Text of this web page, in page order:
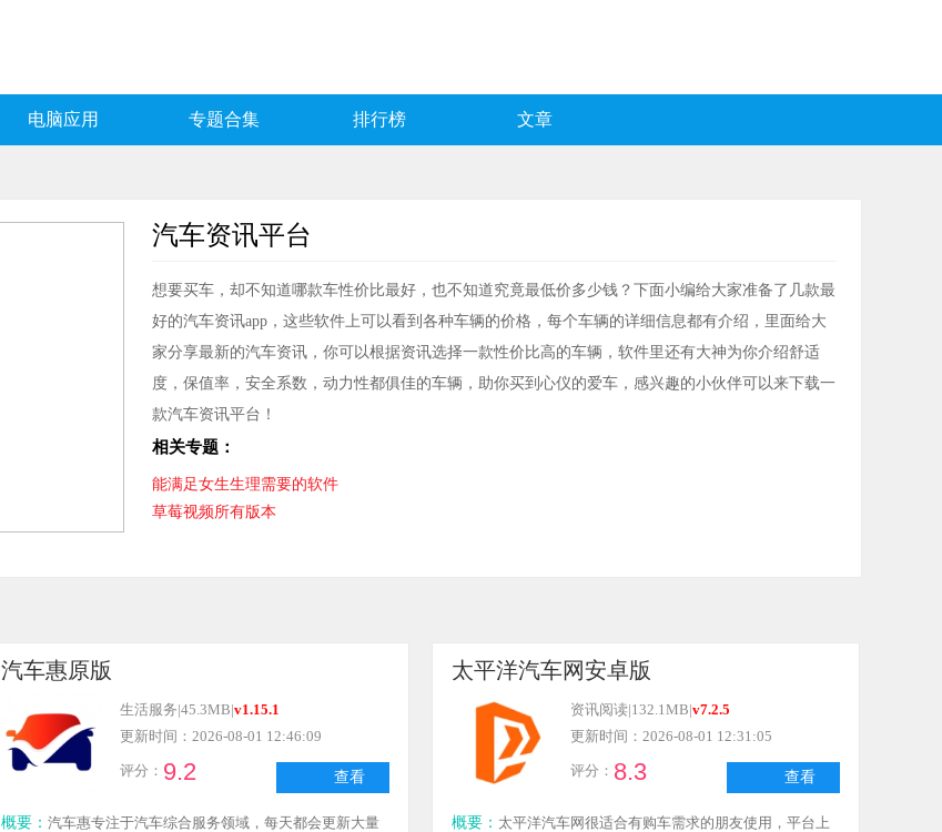
电脑应用 专题合集 排行榜 文章
汽车资讯平台
想要买车，却不知道哪款车性价比最好，也不知道究竟最低价多少钱？下面小编给大家准备了几款最
好的汽车资讯app，这些软件上可以看到各种车辆的价格，每个车辆的详细信息都有介绍，里面给大
家分享最新的汽车资讯，你可以根据资讯选择一款性价比高的车辆，软件里还有大神为你介绍舒适
度，保值率，安全系数，动力性都俱佳的车辆，助你买到心仪的爱车，感兴趣的小伙伴可以来下载一
款汽车资讯平台！
相关专题：
能满足女生生理需要的软件
草莓视频所有版本
汽车惠原版
查看
生活服务|45.3MB|v1.15.1
更新时间：2026-08-01 12:46:09
评分： 9.2
概要： 汽车惠专注于汽车综合服务领域，每天都会更新大量
太平洋汽车网安卓版
查看
资讯阅读|132.1MB|v7.2.5
更新时间：2026-08-01 12:31:05
评分： 8.3
概要： 太平洋汽车网很适合有购车需求的朋友使用，平台上